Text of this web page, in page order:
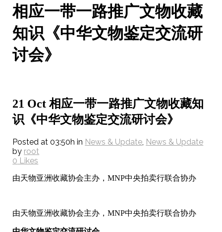
相应一带一路推广文物收藏
知识《中华文物鉴定交流研
讨会》
21 Oct 相应一带一路推广文物收藏知
识《中华文物鉴定交流研讨会》
Posted at 03:50h in News & Update, News & Update
by root
0 Likes
由天物亚洲收藏协会主办，MNP中央拍卖行联合协办
由天物亚洲收藏协会主办，MNP中央拍卖行联合协办